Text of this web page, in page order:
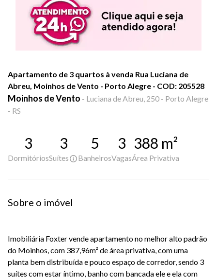
Apartamento de 3 quartos à venda Rua Luciana de
Abreu, Moinhos de Vento - Porto Alegre - COD: 205528
Moinhos de Vento - Luciana de Abreu, 250 - Porto Alegre
- RS
3
Dormitórios
3
Suítes
5
Banheiros
3
Vagas
388 m²
Área Privativa
Sobre o imóvel
Imobiliária Foxter vende apartamento no melhor alto padrão
do Moinhos, com 387,96m² de área privativa, com uma
planta bem distribuída e pouco espaço de corredor, sendo 3
suítes com estar íntimo, banho com bancada ele e ela com